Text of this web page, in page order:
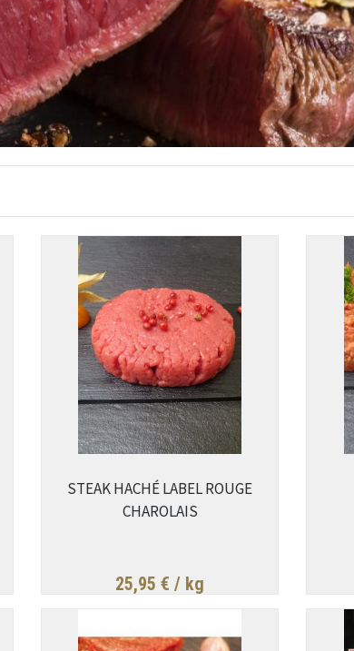
STEAK HACHÉ LABEL ROUGE
CHAROLAIS
25,95 € / kg